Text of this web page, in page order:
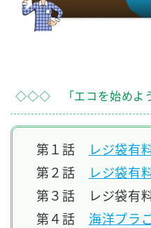
◇◇◇ 「エコを始めよ
第１話
レジ袋有
第２話
レジ袋有
第３話 レジ袋有料
第４話 海洋プラ